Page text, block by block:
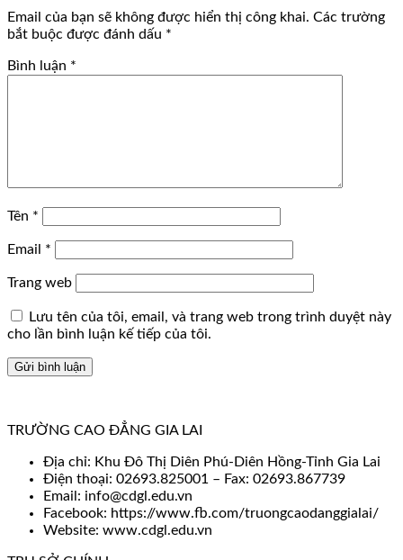
Email của bạn sẽ không được hiển thị công khai. Các trường
bắt buộc được đánh dấu *
Bình luận *
Tên *
Email *
Trang web
Lưu tên của tôi, email, và trang web trong trình duyệt này
cho lần bình luận kế tiếp của tôi.
TRƯỜNG CAO ĐẲNG GIA LAI
Địa chỉ: Khu Đô Thị Diên Phú-Diên Hồng-Tỉnh Gia Lai
Điện thoại: 02693.825001 – Fax: 02693.867739
Email: info@cdgl.edu.vn
Facebook: https://www.fb.com/truongcaodanggialai/
Website: www.cdgl.edu.vn